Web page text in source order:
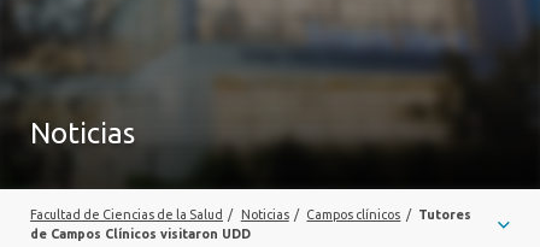
CLÍNICA ERNESTO SILVA B.
Noticias
Facultad de Ciencias de la Salud / Noticias / Campos clínicos /
Tutores
de Campos Clínicos visitaron UDD